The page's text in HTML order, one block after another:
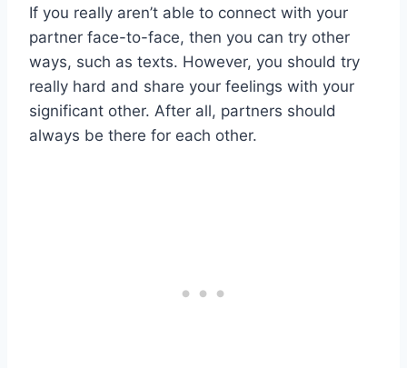
If you really aren’t able to connect with your
partner face-to-face, then you can try other
ways, such as texts. However, you should try
really hard and share your feelings with your
significant other. After all, partners should
always be there for each other.